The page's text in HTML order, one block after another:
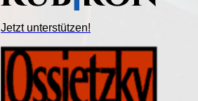
Jetzt unterstützen!